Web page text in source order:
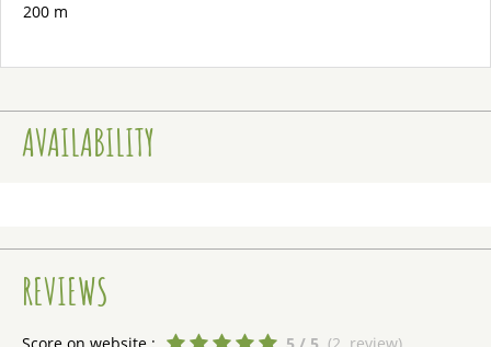
200 m
AVAILABILITY
REVIEWS